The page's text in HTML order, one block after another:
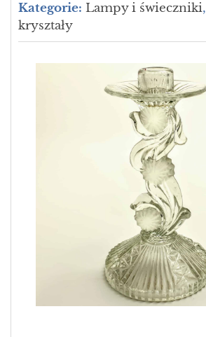
Kategorie: Lampy i świeczniki,
kryształy